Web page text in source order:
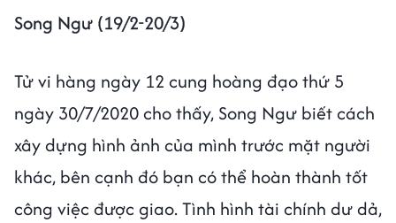
Công việc bận rộn khiến Bảo Bình trở nên cáu
kỉnh, bạn chỉ muốn gác lại mọi thứ để nghỉ
ngơi, vui chơi. Về tài chính, túi tiền của Bảo
Bình khá dư dả, bạn có thể thoải mái chi tiêu,
mua những thứ mình thích. Về tình cảm,